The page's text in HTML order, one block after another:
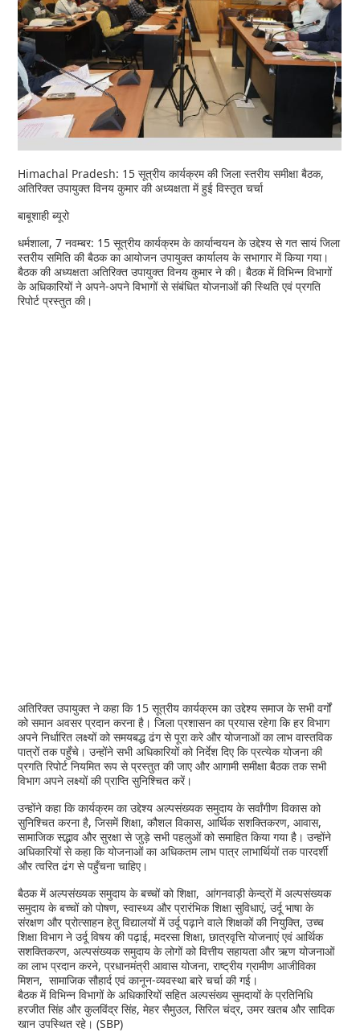
Himachal Pradesh: 15 सूत्रीय कार्यक्रम की जिला स्तरीय समीक्षा बैठक,
अतिरिक्त उपायुक्त विनय कुमार की अध्यक्षता में हुई विस्तृत चर्चा
बाबूशाही ब्यूरो
धर्मशाला, 7 नवम्बर: 15 सूत्रीय कार्यक्रम के कार्यान्वयन के उद्देश्य से गत सायं जिला
स्तरीय समिति की बैठक का आयोजन उपायुक्त कार्यालय के सभागार में किया गया।
बैठक की अध्यक्षता अतिरिक्त उपायुक्त विनय कुमार ने की। बैठक में विभिन्न विभागों
के अधिकारियों ने अपने-अपने विभागों से संबंधित योजनाओं की स्थिति एवं प्रगति
रिपोर्ट प्रस्तुत की।
अतिरिक्त उपायुक्त ने कहा कि 15 सूत्रीय कार्यक्रम का उद्देश्य समाज के सभी वर्गों
को समान अवसर प्रदान करना है। जिला प्रशासन का प्रयास रहेगा कि हर विभाग
अपने निर्धारित लक्ष्यों को समयबद्ध ढंग से पूरा करे और योजनाओं का लाभ वास्तविक
पात्रों तक पहुँचे। उन्होंने सभी अधिकारियों को निर्देश दिए कि प्रत्येक योजना की
प्रगति रिपोर्ट नियमित रूप से प्रस्तुत की जाए और आगामी समीक्षा बैठक तक सभी
विभाग अपने लक्ष्यों की प्राप्ति सुनिश्चित करें।
उन्होंने कहा कि कार्यक्रम का उद्देश्य अल्पसंख्यक समुदाय के सर्वांगीण विकास को
सुनिश्चित करना है, जिसमें शिक्षा, कौशल विकास, आर्थिक सशक्तिकरण, आवास,
सामाजिक सद्भाव और सुरक्षा से जुड़े सभी पहलुओं को समाहित किया गया है। उन्होंने
अधिकारियों से कहा कि योजनाओं का अधिकतम लाभ पात्र लाभार्थियों तक पारदर्शी
और त्वरित ढंग से पहुँचना चाहिए।
बैठक में अल्पसंख्यक समुदाय के बच्चों को शिक्षा, आंगनवाड़ी केन्द्रों में अल्पसंख्यक
समुदाय के बच्चों को पोषण, स्वास्थ्य और प्रारंभिक शिक्षा सुविधाएं, उर्दू भाषा के
संरक्षण और प्रोत्साहन हेतु विद्यालयों में उर्दू पढ़ाने वाले शिक्षकों की नियुक्ति, उच्च
शिक्षा विभाग ने उर्दू विषय की पढ़ाई, मदरसा शिक्षा, छात्रवृत्ति योजनाएं एवं आर्थिक
सशक्तिकरण, अल्पसंख्यक समुदाय के लोगों को वित्तीय सहायता और ऋण योजनाओं
का लाभ प्रदान करने, प्रधानमंत्री आवास योजना, राष्ट्रीय ग्रामीण आजीविका
मिशन, सामाजिक सौहार्द एवं कानून-व्यवस्था बारे चर्चा की गई।
बैठक में विभिन्न विभागों के अधिकारियों सहित अल्पसंख्य सुमदायों के प्रतिनिधि
हरजीत सिंह और कुलविंद्र सिंह, मेहर सैमुउल, सिरिल चंद्र, उमर खतब और सादिक
खान उपस्थित रहे। (SBP)